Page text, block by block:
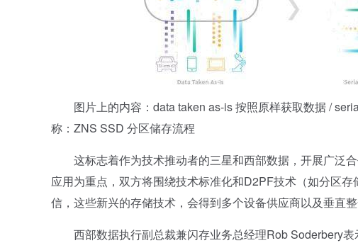
图片上的内容：data taken as-is 按照原样获取数据 /
称：ZNS SSD 分区储存流程
这标志着作为技术推动者的三星和西部数据，开展广泛
应用为重点，双方将围绕技术标准化和D2PF技术（如分区
信，这些新兴的存储技术，会得到多个设备供应商以及垂直
西部数据执行副总裁兼闪存业务总经理Rob Soderbery表